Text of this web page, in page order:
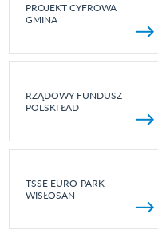
PROJEKT CYFROWA
GMINA
RZĄDOWY FUNDUSZ
POLSKI ŁAD
TSSE EURO-PARK
WISŁOSAN